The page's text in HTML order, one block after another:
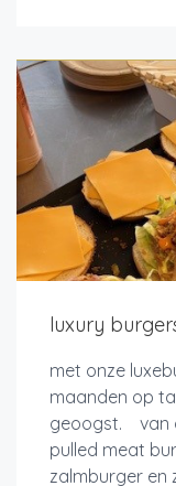
luxury
met onze
maanden op
geoogst. van
pulled meat
zalmburger en